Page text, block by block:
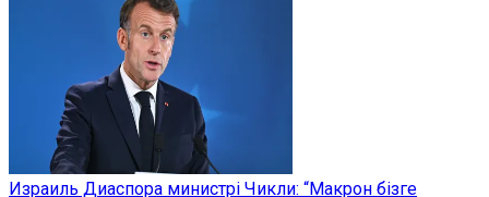
Израиль Диаспора министрі Чикли: “Макрон бізге